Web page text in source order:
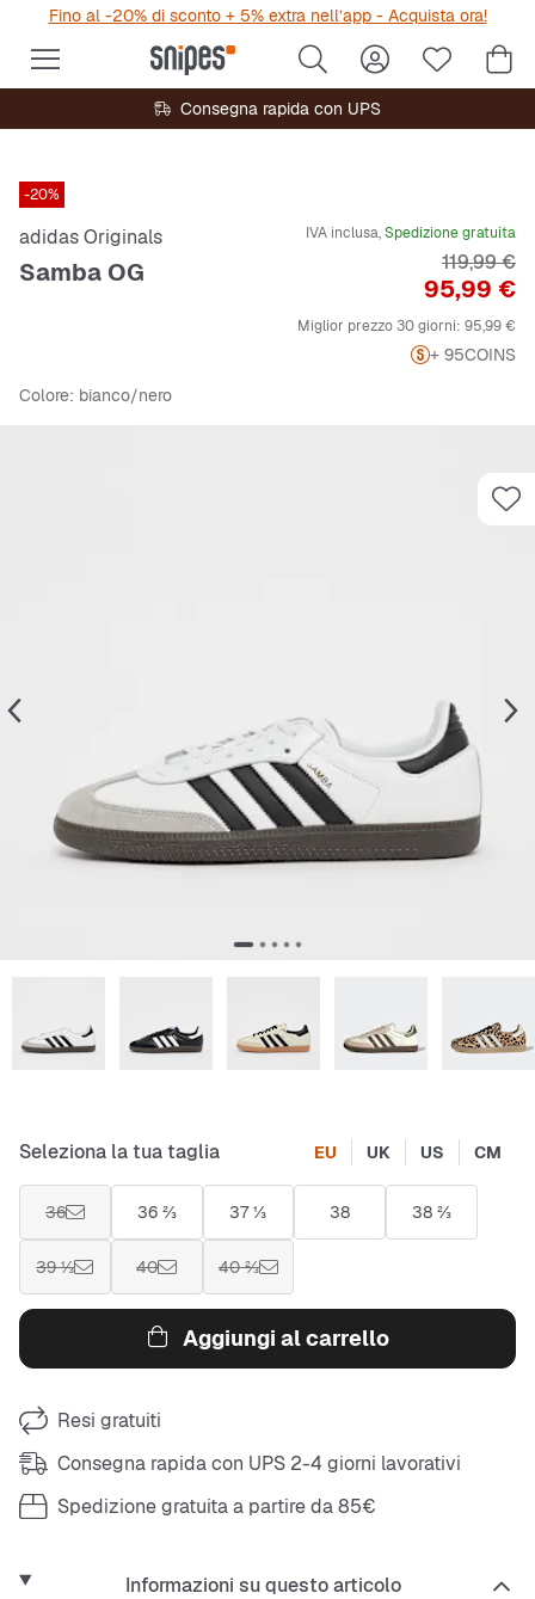
Fino al -20% di sconto + 5% extra nell’app - Acquista ora!
Consegna rapida con UPS
-20%
adidas Originals
Samba OG
IVA inclusa,Spedizione gratuita
Prezzo
95,99 €
Prezzo
119,99 €
Miglior prezzo 30 giorni: 95,99 €
+ 95COINS
Colore: bianco/nero
Seleziona la tua taglia EU UK US CM
36 36 ⅔ 37 ⅓ 38 38 ⅔
39 ⅓ 40 40 ⅔
Aggiungi al carrello
Resi gratuiti
Consegna rapida con UPS 2-4 giorni lavorativi
Spedizione gratuita a partire da 85€
Informazioni su questo articolo